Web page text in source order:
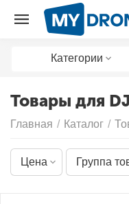
Категории
Товары для
Главная / Каталог /
Цена Группа